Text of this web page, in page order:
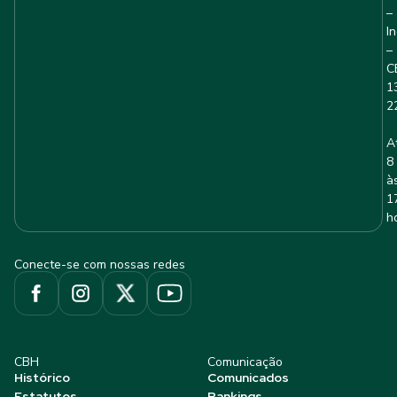
–
–
8
Conecte-se com nossas redes
CBH
Histórico
Comunicação
Comunicados